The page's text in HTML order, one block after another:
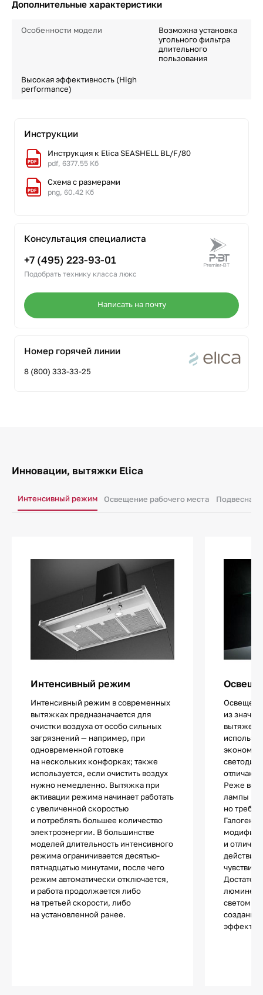
Дополнительные характеристики
Особенности модели
Возможна установка
угольного фильтра
длительного
пользования
Высокая эффективность (High
performance)
Инструкции
Инструкция к Elica SEASHELL BL/F/80
pdf, 6377.55 Кб
Схема с размерами
png, 60.42 Кб
Консультация специалиста
+7 (495) 223-93-01
Подобрать технику класса люкс
Написать на почту
Номер горячей линии
8 (800) 333-33-25
Инновации, вытяжки Elica
Интенсивный режим Освещение рабочего места Подвесная
Интенсивный режим
Интенсивный режим в современных
вытяжках предназначается для
очистки воздуха от особо сильных
загрязнений — например, при
одновременной готовке
на нескольких конфорках; также
используется, если очистить воздух
нужно немедленно. Вытяжка при
активации режима начинает работать
с увеличенной скоростью
и потреблять большее количество
электроэнергии. В большинстве
моделей длительность интенсивного
режима ограничивается десятью-
пятнадцатью минутами, после чего
режим автоматически отключается,
и работа продолжается либо
на третьей скорости, либо
на установленной ранее.
из
вытяжек.
Реже
лампы
но
и
светом и
создания